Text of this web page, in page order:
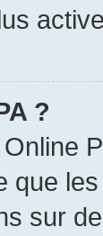
?
que
sur